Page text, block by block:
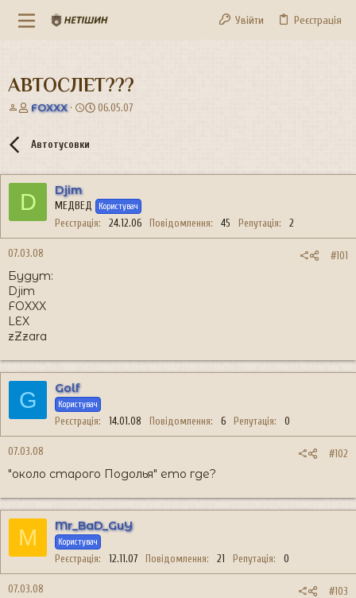
Увійти Реєстрація
АВТОСЛЕТ???
А
о
т
е
м
и
FOXXX
Д
т
о
р
е
06.05.07
Автотусовки
D Djim
МЕДВЕД Користувач
Реєстрація 24.12.06 Повідомлення 45 Репутація 2
07.03.08 #101
Будут:
Djim
FOXXX
LEX
zZzara
G Golf
Користувач
Реєстрація 14.01.08 Повідомлення 6 Репутація 0
07.03.08 #102
"около старого Подолья" ето где?
M Mr_BaD_GuY
Користувач
Реєстрація 12.11.07 Повідомлення 21 Репутація 0
07.03.08 #103